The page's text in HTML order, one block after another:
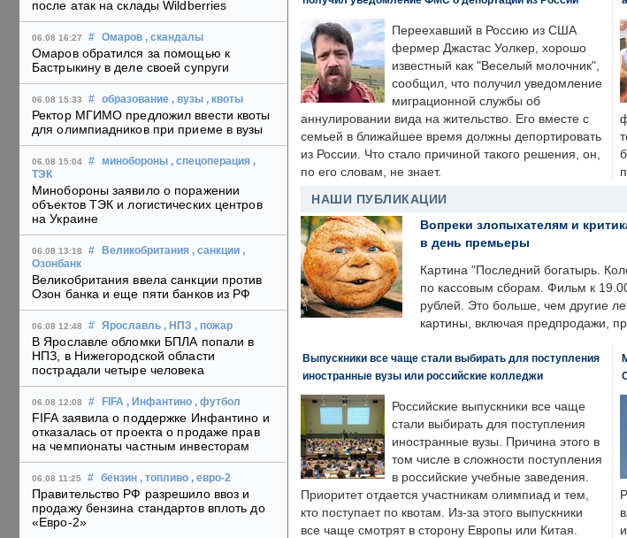
после атак на склады Wildberries
06.08 16:27 # Омаров , скандалы
Омаров обратился за помощью к
Бастрыкину в деле своей супруги
06.08 15:33 # образование , вузы , квоты
Ректор МГИМО предложил ввести квоты
для олимпиадников при приеме в вузы
06.08 15:04 # минобороны , спецоперация ,
ТЭК
Минобороны заявило о поражении
объектов ТЭК и логистических центров
на Украине
06.08 13:18 # Великобритания , санкции ,
Озонбанк
Великобритания ввела санкции против
Озон банка и еще пяти банков из РФ
06.08 12:48 # Ярославль , НПЗ , пожар
В Ярославле обломки БПЛА попали в
НПЗ, в Нижегородской области
пострадали четыре человека
06.08 12:08 # FIFA , Инфантино , футбол
FIFA заявила о поддержке Инфантино и
отказалась от проекта о продаже прав
на чемпионаты частным инвесторам
06.08 11:25 # бензин , топливо , евро-2
Правительство РФ разрешило ввоз и
продажу бензина стандартов вплоть до
«Евро-2»
Переехавший в Россию из США
фермер Джастас Уолкер, хорошо
известный как "Веселый молочник",
сообщил, что получил уведомление
миграционной службы об
аннулировании вида на жительство. Его вместе с
семьей в ближайшее время должны депортировать
из России. Что стало причиной такого решения, он,
по его словам, не знает.
НАШИ ПУБЛИКАЦИИ
Вопреки злопыхателям и
в день премьеры
Картина "Последний богатырь.
по кассовым сборам. Фильм к
рублей. Это больше, чем другие
картины, включая предпродажи,
Выпускники все чаще стали выбирать для поступления
иностранные вузы или российские колледжи
Российские выпускники все чаще
стали выбирать для поступления
иностранные вузы. Причина этого в
том числе в сложности поступления
в российские учебные заведения.
Приоритет отдается участникам олимпиад и тем,
кто поступает по квотам. Из-за этого выпускники
все чаще смотрят в сторону Европы или Китая.